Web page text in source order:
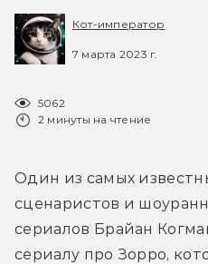
Кот-император
7 марта 2023 г.
5062
2 минуты на чтение
Один из самых
сценаристов и
сериалов Брайан
сериалу про Зорро,